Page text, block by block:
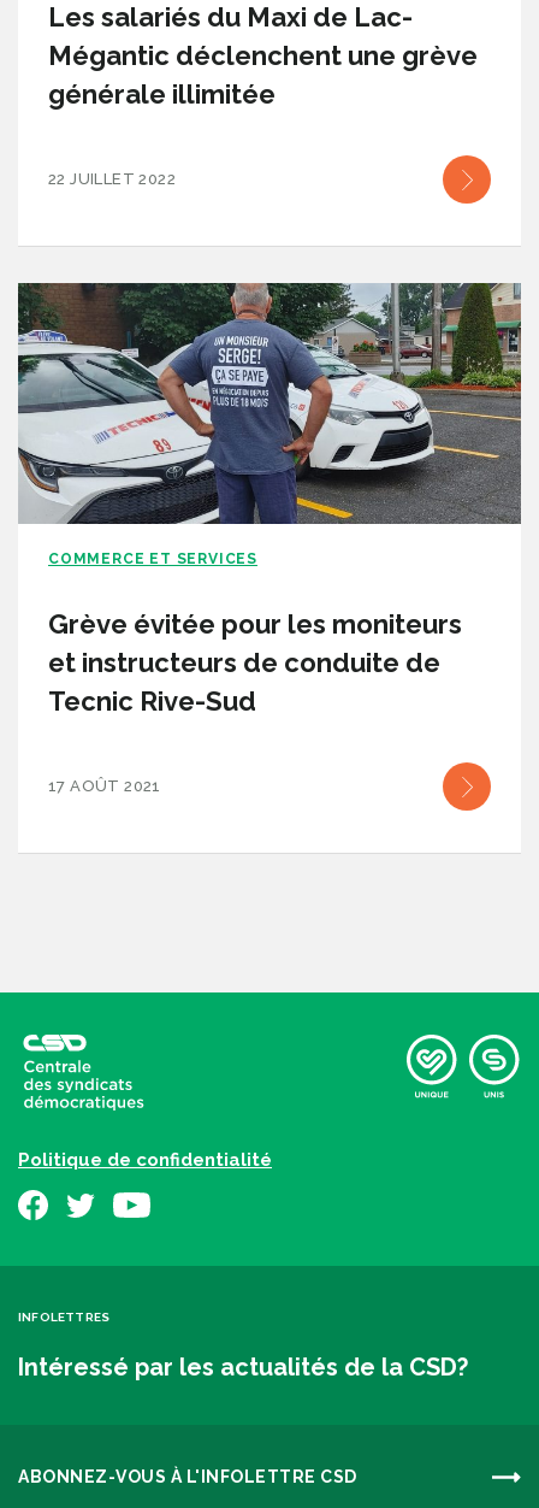
Les salariés du Maxi de Lac-
Mégantic déclenchent une grève
générale illimitée
22 JUILLET 2022
COMMERCE ET SERVICES
Grève évitée pour les moniteurs
et instructeurs de conduite de
Tecnic Rive-Sud
17 AOÛT 2021
Politique de confidentialité
INFOLETTRES
Intéressé par les actualités de la CSD?
ABONNEZ-VOUS À L'INFOLETTRE CSD